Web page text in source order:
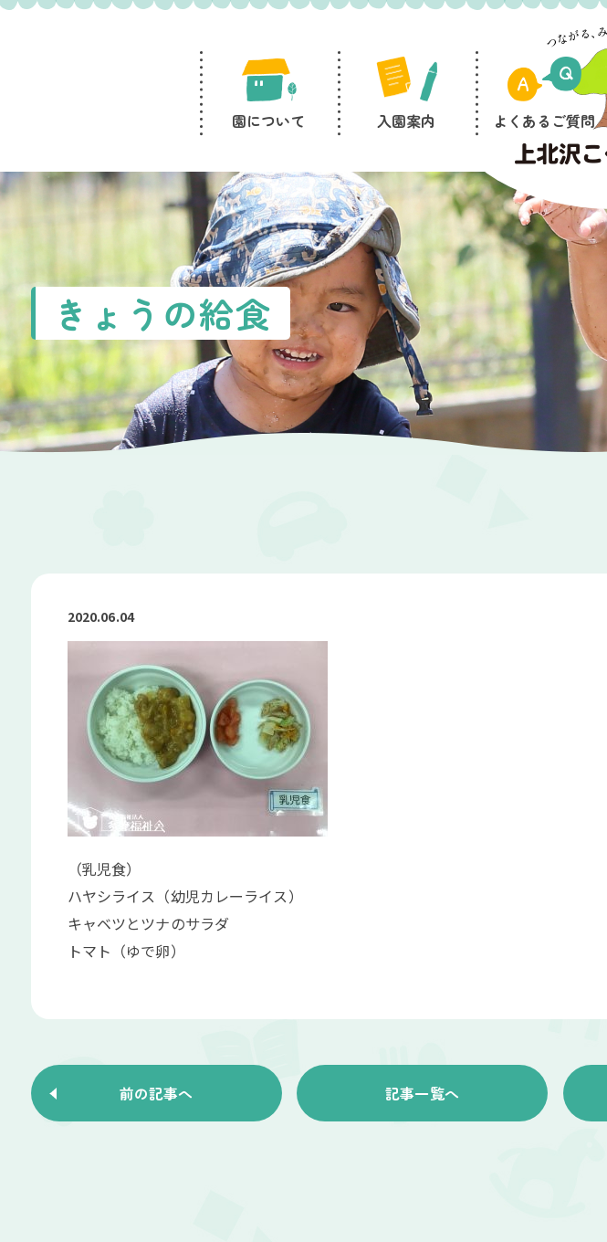
園について 入園案内 よくあるご質問
きょうの給食
2020.06.04
（乳児食）
ハヤシライス（幼児カレーライス）
キャベツとツナのサラダ
トマト（ゆで卵）
前の記事へ 記事一覧へ